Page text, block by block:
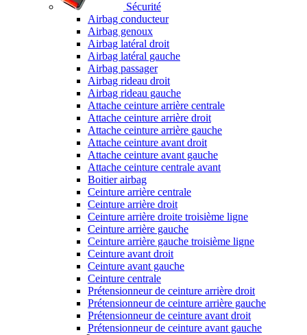
Sécurité
Airbag conducteur
Airbag genoux
Airbag latéral droit
Airbag latéral gauche
Airbag passager
Airbag rideau droit
Airbag rideau gauche
Attache ceinture arrière centrale
Attache ceinture arrière droit
Attache ceinture arrière gauche
Attache ceinture avant droit
Attache ceinture avant gauche
Attache ceinture centrale avant
Boitier airbag
Ceinture arrière centrale
Ceinture arrière droit
Ceinture arrière droite troisième ligne
Ceinture arrière gauche
Ceinture arrière gauche troisième ligne
Ceinture avant droit
Ceinture avant gauche
Ceinture centrale
Prétensionneur de ceinture arrière droit
Prétensionneur de ceinture arrière gauche
Prétensionneur de ceinture avant droit
Prétensionneur de ceinture avant gauche